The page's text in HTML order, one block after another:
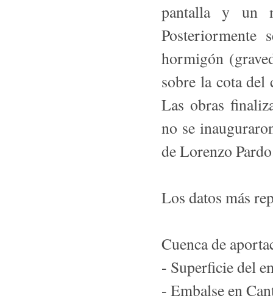
pantalla y un
hormigón
sobre la cota del
Las obras
no se
de Lorenzo
Los datos más
Cuenca de
- Superficie del
- Embalse en